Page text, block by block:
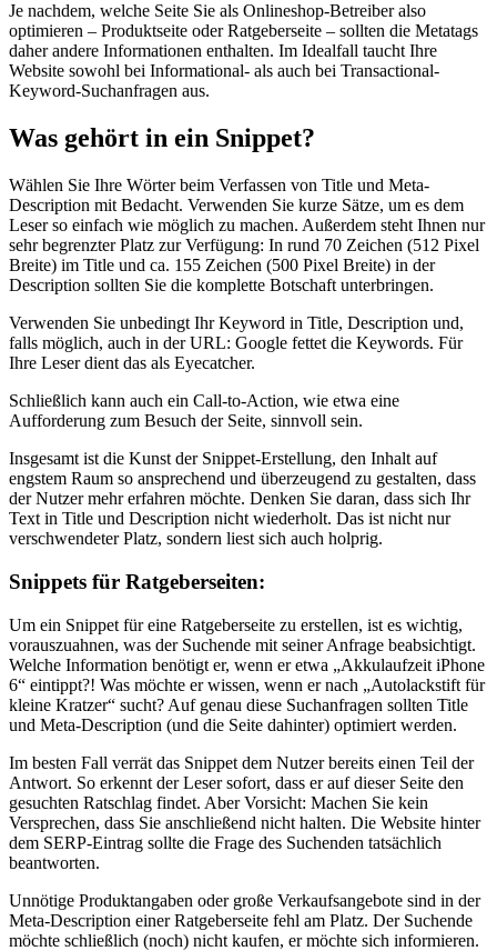
Je nachdem, welche Seite Sie als Onlineshop-Betreiber also
optimieren – Produktseite oder Ratgeberseite – sollten die Metatags
daher andere Informationen enthalten. Im Idealfall taucht Ihre
Website sowohl bei Informational- als auch bei Transactional-
Keyword-Suchanfragen aus.
Was gehört in ein Snippet?
Wählen Sie Ihre Wörter beim Verfassen von Title und Meta-
Description mit Bedacht. Verwenden Sie kurze Sätze, um es dem
Leser so einfach wie möglich zu machen. Außerdem steht Ihnen nur
sehr begrenzter Platz zur Verfügung: In rund 70 Zeichen (512 Pixel
Breite) im Title und ca. 155 Zeichen (500 Pixel Breite) in der
Description sollten Sie die komplette Botschaft unterbringen.
Verwenden Sie unbedingt Ihr Keyword in Title, Description und,
falls möglich, auch in der URL: Google fettet die Keywords. Für
Ihre Leser dient das als Eyecatcher.
Schließlich kann auch ein Call-to-Action, wie etwa eine
Aufforderung zum Besuch der Seite, sinnvoll sein.
Insgesamt ist die Kunst der Snippet-Erstellung, den Inhalt auf
engstem Raum so ansprechend und überzeugend zu gestalten, dass
der Nutzer mehr erfahren möchte. Denken Sie daran, dass sich Ihr
Text in Title und Description nicht wiederholt. Das ist nicht nur
verschwendeter Platz, sondern liest sich auch holprig.
Snippets für Ratgeberseiten:
Um ein Snippet für eine Ratgeberseite zu erstellen, ist es wichtig,
vorauszuahnen, was der Suchende mit seiner Anfrage beabsichtigt.
Welche Information benötigt er, wenn er etwa „Akkulaufzeit iPhone
6“ eintippt?! Was möchte er wissen, wenn er nach „Autolackstift für
kleine Kratzer“ sucht? Auf genau diese Suchanfragen sollten Title
und Meta-Description (und die Seite dahinter) optimiert werden.
Im besten Fall verrät das Snippet dem Nutzer bereits einen Teil der
Antwort. So erkennt der Leser sofort, dass er auf dieser Seite den
gesuchten Ratschlag findet. Aber Vorsicht: Machen Sie kein
Versprechen, dass Sie anschließend nicht halten. Die Website hinter
dem SERP-Eintrag sollte die Frage des Suchenden tatsächlich
beantworten.
Unnötige Produktangaben oder große Verkaufsangebote sind in der
Meta-Description einer Ratgeberseite fehl am Platz. Der Suchende
möchte schließlich (noch) nicht kaufen, er möchte sich informieren.